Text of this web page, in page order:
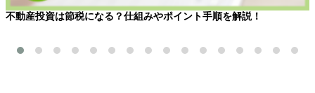
不動産投資は節税になる？仕組みやポイント手順を解説！